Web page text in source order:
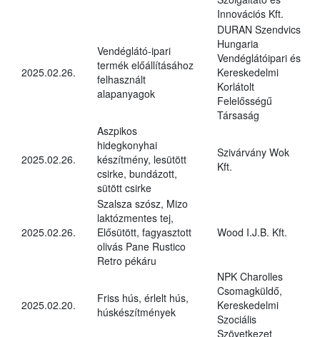
Innovációs Kft.
2025.02.26.
Vendéglátó-ipari
termék előállításához
felhasznált
alapanyagok
DURAN Szendvics
Hungaria
Vendéglátóipari és
Kereskedelmi
Korlátolt
Felelősségű
Társaság
2025.02.26.
Aszpikos
hidegkonyhai
készítmény, lesütött
csirke, bundázott,
sütött csirke
Szivárvány Wok
Kft.
2025.02.26.
Szalsza szósz, Mizo
laktózmentes tej,
Elősütött, fagyasztott
olivás Pane Rustico
Retro pékáru
Wood I.J.B. Kft.
2025.02.20.
Friss hús, érlelt hús,
húskészítmények
NPK Charolles
Csomagküldő,
Kereskedelmi
Szociális
Szövetkezet